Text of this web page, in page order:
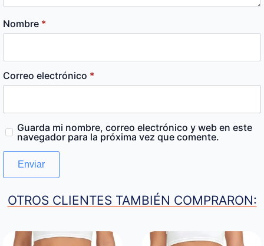
Nombre *
Correo electrónico *
Guarda mi nombre, correo electrónico y web en este
navegador para la próxima vez que comente.
OTROS CLIENTES TAMBIÉN COMPRARON: